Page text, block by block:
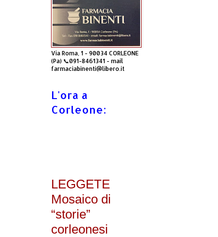
Via Roma, 1 - 90034 CORLEONE
(Pa) 📞091-8461341 - mail
farmaciabinenti@libero.it
L'ora a
Corleone:
LEGGETE
Mosaico di
“storie”
corleonesi